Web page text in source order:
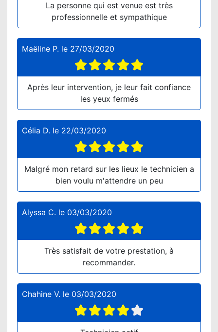
La personne qui est venue est très
professionnelle et sympathique
Maëline P. le 27/03/2020
Après leur intervention, je leur fait confiance
les yeux fermés
Célia D. le 22/03/2020
Malgré mon retard sur les lieux le technicien a
bien voulu m'attendre un peu
Alyssa C. le 03/03/2020
Très satisfait de votre prestation, à
recommander.
Chahine V. le 03/03/2020